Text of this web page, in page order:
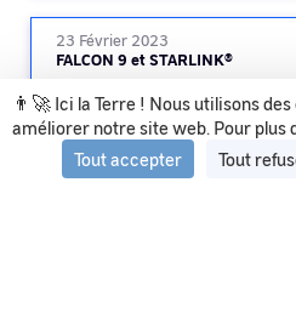
👨‍🚀 Ici la Terre ! Nous utilisons
améliorer notre site web. Pour
Tout accepter
Tout
23 Février 2023
FALCON 9 et STARLINK®